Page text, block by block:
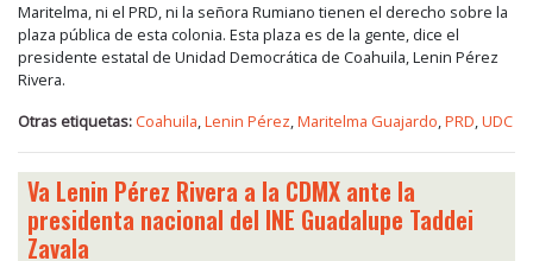
Maritelma, ni el PRD, ni la señora Rumiano tienen el derecho sobre la
plaza pública de esta colonia. Esta plaza es de la gente, dice el
presidente estatal de Unidad Democrática de Coahuila, Lenin Pérez
Rivera.
Otras etiquetas: Coahuila Lenin Pérez Maritelma Guajardo PRD UDC
Va Lenin Pérez Rivera a la CDMX ante la
presidenta nacional del INE Guadalupe Taddei
Zavala